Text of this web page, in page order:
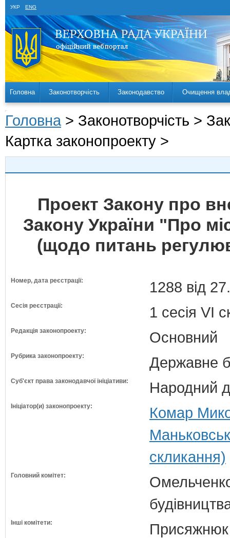
УКР ENG
Головна Законотворчість Законодавство Очищення
Головна > Законотворчість >
Картка законопроекту >
Проект Закону про
Закону України "Про
(щодо питань
Номер, дата реєстрації: 1288 від
Сесія реєстрації: 1 сесія VI
Редакція законопроекту: Основний
Рубрика законопроекту: Державне
Суб'єкт права законодавчої ініціативи: Народний
Ініціатор(и) законопроекту:
Комар
скликання)
Головний комітет:
Інші комітети:
Присяжнюк